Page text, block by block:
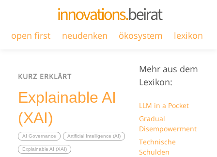
open first neudenken ökosystem lexikon
KURZ ERKLÄRT
Explainable AI
(XAI)
AI Governance Artificial Intelligence (AI)
Explainable AI (XAI)
Mehr aus dem
Lexikon:
LLM in a Pocket
Gradual
Disempowerment
Technische
Schulden